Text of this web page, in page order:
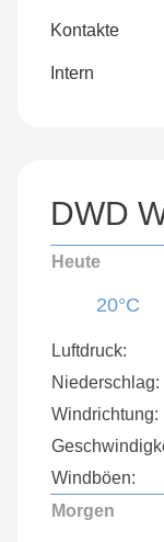
Kontakte
Intern
DWD
Heute
20°C
Luftdruck:
Niederschlag:
Windrichtung:
Windböen:
Morgen